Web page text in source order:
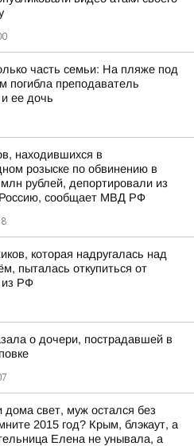
часть семьи: На пляже под
погибла преподаватель
и ее дочь
находившихся в
розыске по обвинению в
рублей, депортировали из
сообщает МВД РФ
которая надругалась над
пыталась откупиться от
из РФ
о дочери, пострадавшей в
свет, муж остался без
2015 год? Крым, блэкаут, а
Елена не унывала, а